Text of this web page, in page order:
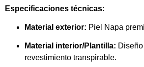
Especificaciones técnicas:
Material exterior: Piel Napa
Material interior/Plantilla:
revestimiento transpirable.